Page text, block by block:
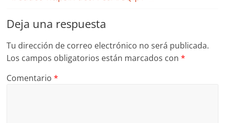
Deja una respuesta
Tu dirección de correo electrónico no será publicada.
Los campos obligatorios están marcados con*
Comentario*